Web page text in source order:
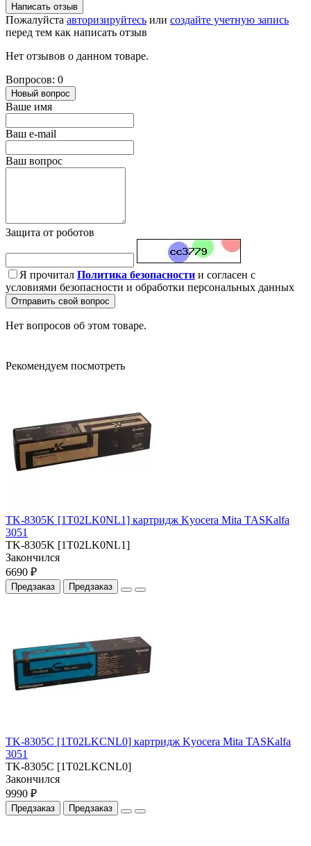
Написать отзыв
Пожалуйста авторизируйтесь или создайте учетную запись
перед тем как написать отзыв
Нет отзывов о данном товаре.
Вопросов: 0
Новый вопрос
Ваше имя
Ваш e-mail
Ваш вопрос
Защита от роботов
Я прочитал Политика безопасности и согласен с
условиями безопасности и обработки персональных данных
Отправить свой вопрос
Нет вопросов об этом товаре.
Рекомендуем посмотреть
TK-8305K [1T02LK0NL1] картридж Kyocera Mita TASKalfa
3051
TK-8305K [1T02LK0NL1]
Закончился
6690 ₽
Предзаказ Предзаказ
TK-8305C [1T02LKCNL0] картридж Kyocera Mita TASKalfa
3051
TK-8305C [1T02LKCNL0]
Закончился
9990 ₽
Предзаказ Предзаказ